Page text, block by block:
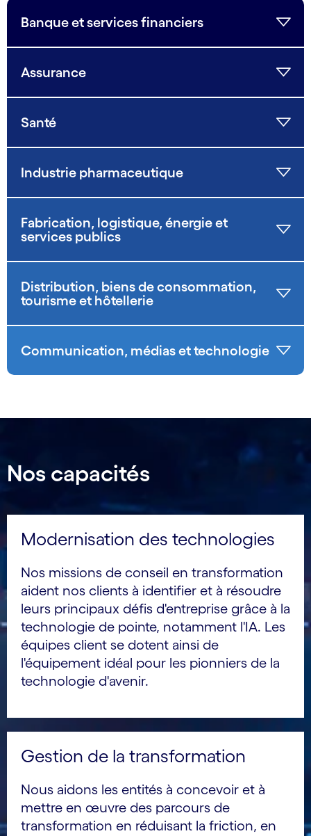
Banque et services financiers
Assurance
Santé
Industrie pharmaceutique
Fabrication, logistique, énergie et
services publics
Distribution, biens de consommation,
tourisme et hôtellerie
Communication, médias et technologie
Nos capacités
Modernisation des technologies
Nos missions de conseil en transformation
aident nos clients à identifier et à résoudre
leurs principaux défis d'entreprise grâce à la
technologie de pointe, notamment l'IA. Les
équipes client se dotent ainsi de
l'équipement idéal pour les pionniers de la
technologie d'avenir.
Gestion de la transformation
Nous aidons les entités à concevoir et à
mettre en œuvre des parcours de
transformation en réduisant la friction, en